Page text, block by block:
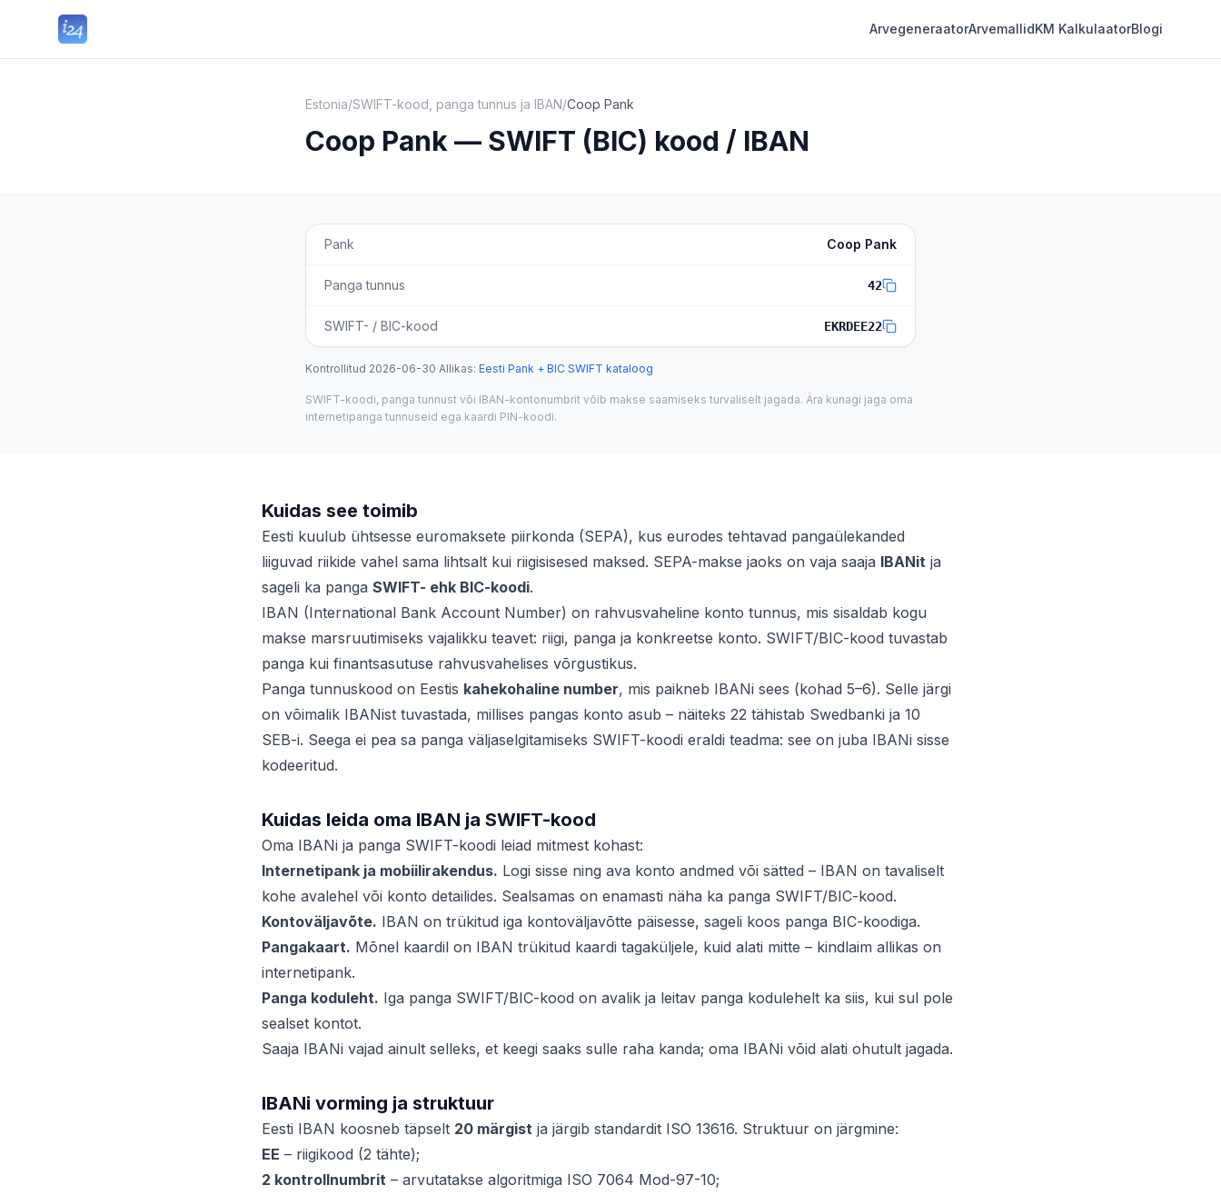
ArvegeneraatorArvemallidKM KalkulaatorBlogi
Estonia/SWIFT-kood, panga tunnus ja IBAN/Coop Pank
Coop Pank — SWIFT (BIC) kood / IBAN
Pank Coop Pank
Panga tunnus 42
SWIFT- / BIC-kood EKRDEE22
Kontrollitud 2026-06-30·Allikas: Eesti Pank + BIC SWIFT kataloog
SWIFT-koodi, panga tunnust või IBAN-kontonumbrit võib makse saamiseks turvaliselt jagada. Ära kunagi jaga oma
internetipanga tunnuseid ega kaardi PIN-koodi.
Kuidas see toimib
Eesti kuulub ühtsesse euromaksete piirkonda (SEPA), kus eurodes tehtavad pangaülekanded
liiguvad riikide vahel sama lihtsalt kui riigisisesed maksed. SEPA-makse jaoks on vaja saaja IBANit ja
sageli ka panga SWIFT- ehk BIC-koodi.
IBAN (International Bank Account Number) on rahvusvaheline konto tunnus, mis sisaldab kogu
makse marsruutimiseks vajalikku teavet: riigi, panga ja konkreetse konto. SWIFT/BIC-kood tuvastab
panga kui finantsasutuse rahvusvahelises võrgustikus.
Panga tunnuskood on Eestis kahekohaline number, mis paikneb IBANi sees (kohad 5–6). Selle järgi
on võimalik IBANist tuvastada, millises pangas konto asub – näiteks 22 tähistab Swedbanki ja 10
SEB-i. Seega ei pea sa panga väljaselgitamiseks SWIFT-koodi eraldi teadma: see on juba IBANi sisse
kodeeritud.
Kuidas leida oma IBAN ja SWIFT-kood
Oma IBANi ja panga SWIFT-koodi leiad mitmest kohast:
Internetipank ja mobiilirakendus. Logi sisse ning ava konto andmed või sätted – IBAN on tavaliselt
kohe avalehel või konto detailides. Sealsamas on enamasti näha ka panga SWIFT/BIC-kood.
Kontoväljavõte. IBAN on trükitud iga kontoväljavõtte päisesse, sageli koos panga BIC-koodiga.
Pangakaart. Mõnel kaardil on IBAN trükitud kaardi tagaküljele, kuid alati mitte – kindlaim allikas on
internetipank.
Panga koduleht. Iga panga SWIFT/BIC-kood on avalik ja leitav panga kodulehelt ka siis, kui sul pole
sealset kontot.
Saaja IBANi vajad ainult selleks, et keegi saaks sulle raha kanda; oma IBANi võid alati ohutult jagada.
IBANi vorming ja struktuur
Eesti IBAN koosneb täpselt 20 märgist ja järgib standardit ISO 13616. Struktuur on järgmine:
EE – riigikood (2 tähte);
2 kontrollnumbrit – arvutatakse algoritmiga ISO 7064 Mod-97-10;